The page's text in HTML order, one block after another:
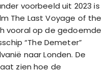
voorbeeld uit 2023 is
The Last Voyage of the
vooral op de gedoemde
“The Demeter”
naar Londen. De
zien hoe de